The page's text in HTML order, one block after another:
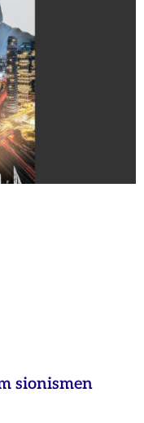
sionismen